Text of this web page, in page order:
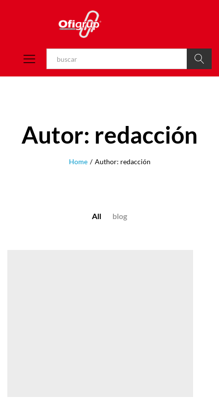
Buscar
Autor: redacción
Home / Author: redacción
All blog